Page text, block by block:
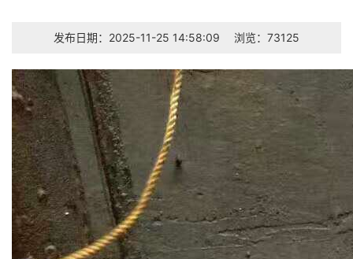
发布日期：2025-11-25 14:58:09 浏览：73125